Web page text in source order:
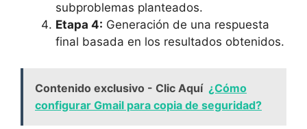
subproblemas planteados.
Etapa 4: Generación de una respuesta
final basada en los resultados obtenidos.
Contenido exclusivo - Clic Aquí ¿Cómo
configurar Gmail para copia de seguridad?